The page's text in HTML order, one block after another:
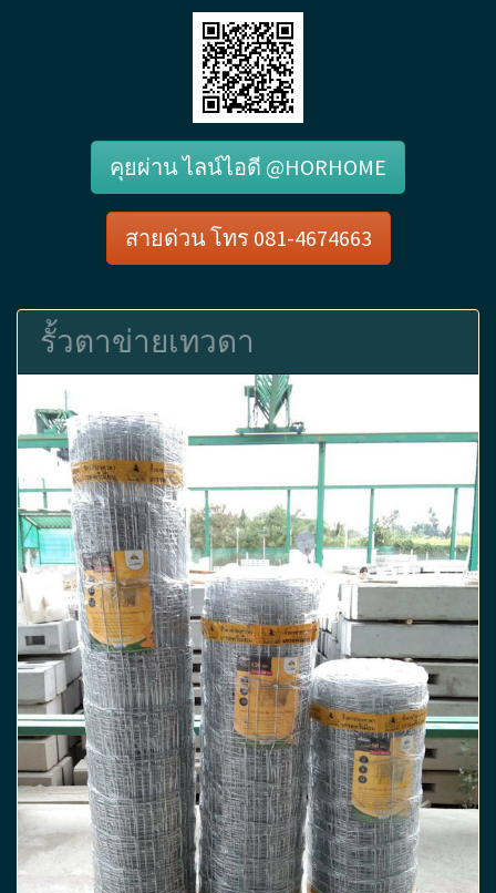
คุยผ่าน ไลน์ไอดี @HORHOME
สายด่วน โทร 081-4674663
รั้วตาข่ายเทวดา